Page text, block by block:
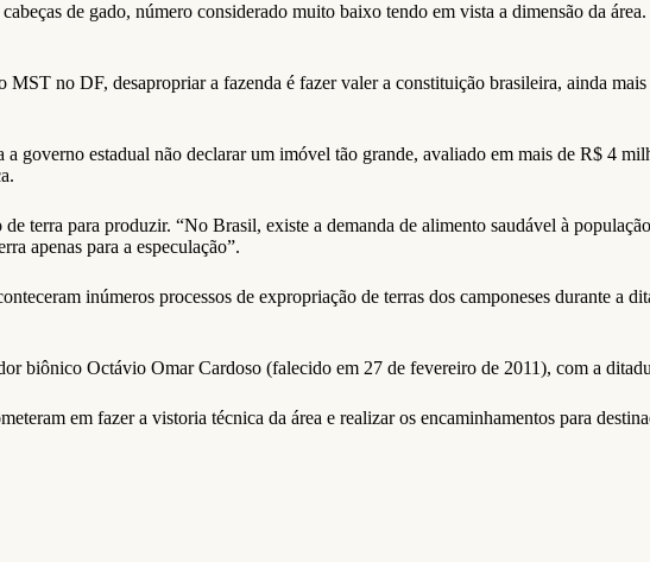
de gado, número considerado muito baixo tendo em vista a dimensão da
no DF, desapropriar a fazenda é fazer valer a constituição brasileira, ainda
governo estadual não declarar um imóvel tão grande, avaliado em mais de R$ 4
terra para produzir. “No Brasil, existe a demanda de alimento saudável à
apenas para a especulação”.
inúmeros processos de expropriação de terras dos camponeses durante a
biônico Octávio Omar Cardoso (falecido em 27 de fevereiro de 2011), com a
em fazer a vistoria técnica da área e realizar os encaminhamentos para